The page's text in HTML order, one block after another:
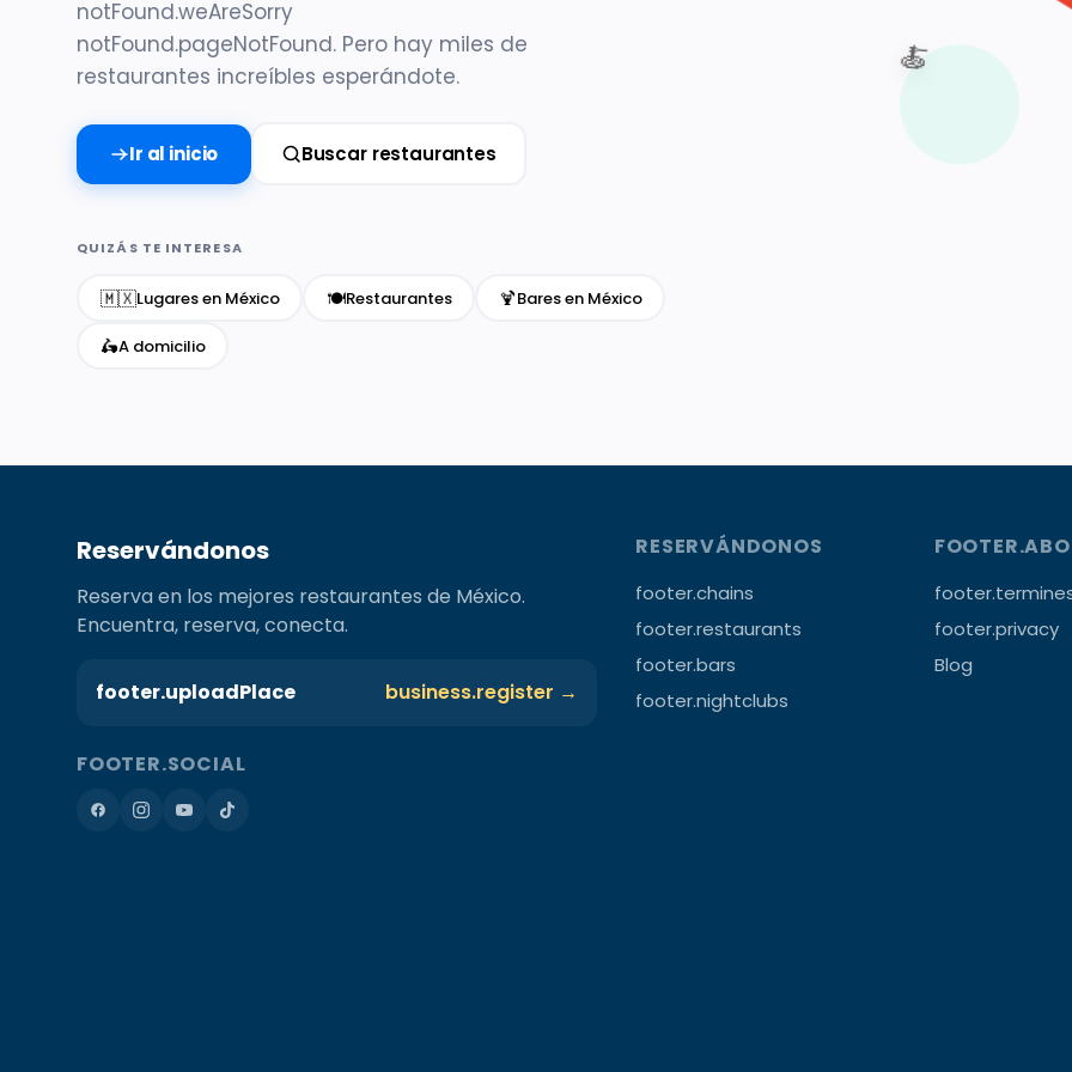
notFound.weAreSorry
notFound.pageNotFound. Pero hay miles de
restaurantes increíbles esperándote.
Ir al inicio Buscar restaurantes
QUIZÁS TE INTERESA
🇲🇽Lugares en México 🍽️Restaurantes 🍹Bares en México
🛵A domicilio
🍝
Reservándonos
Reserva en los mejores restaurantes de México.
Encuentra, reserva, conecta.
footer.uploadPlace business.register →
FOOTER.SOCIAL
RESERVÁNDONOS
footer.chains
footer.restaurants
footer.bars
footer.nightclubs
footer.privacy
Blog